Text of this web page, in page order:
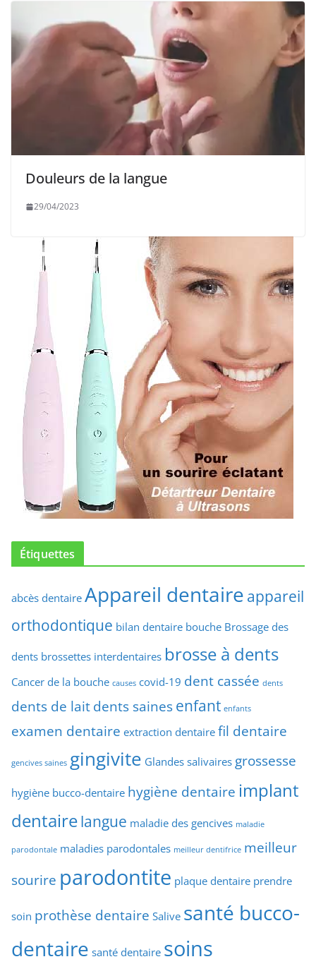
Douleurs de la langue
29/04/2023
Étiquettes
abcès dentaire Appareil dentaire appareil
orthodontique bilan dentaire bouche Brossage des
dents brossettes interdentaires brosse à dents
Cancer de la bouche causes covid-19 dent cassée dents
dents de lait dents saines enfant enfants
examen dentaire extraction dentaire fil dentaire
gencives saines gingivite Glandes salivaires grossesse
hygiène bucco-dentaire hygiène dentaire implant
dentairelangue maladie des gencives maladie
parodontale maladies parodontales meilleur dentifrice meilleur
sourire parodontite plaque dentaire prendre
soin prothèse dentaire Salive santé bucco-
dentaire santé dentaire soins